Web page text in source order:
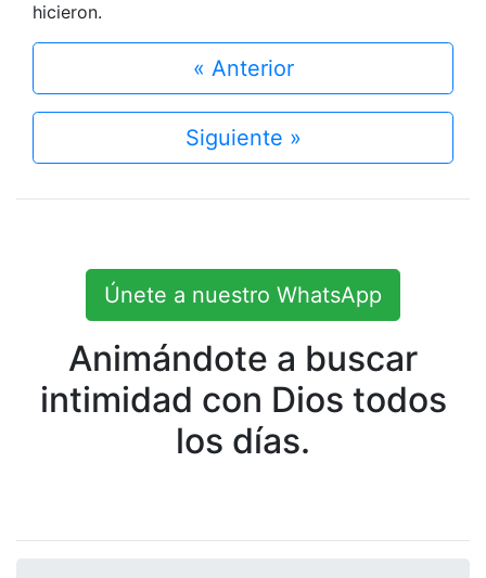
hicieron.
« Anterior
Siguiente »
Únete a nuestro WhatsApp
Animándote a buscar
intimidad con Dios todos
los días.